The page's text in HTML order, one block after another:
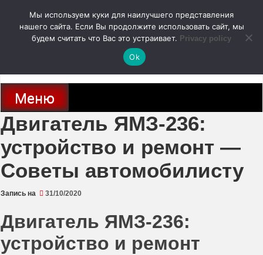
содержимому
autodoc24.ru
Новости про современные автомобили и не только, новинки зарубежного
и отечественного автопрома
Меню
Двигатель ЯМЗ-236:
устройство и ремонт —
Советы автомобилисту
Запись на 31/10/2020
Двигатель ЯМЗ-236:
устройство и ремонт
Мы используем куки для наилучшего представления
нашего сайта. Если Вы продолжите использовать сайт, мы
будем считать что Вас это устраивает. Privacy policy
Ok